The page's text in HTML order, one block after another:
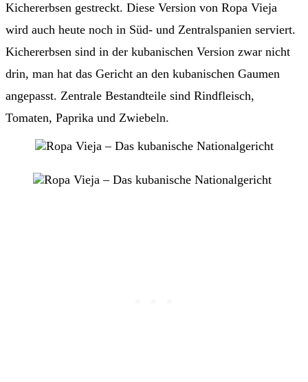
Kichererbsen gestreckt. Diese Version von Ropa Vieja
wird auch heute noch in Süd- und Zentralspanien serviert.
Kichererbsen sind in der kubanischen Version zwar nicht
drin, man hat das Gericht an den kubanischen Gaumen
angepasst. Zentrale Bestandteile sind Rindfleisch,
Tomaten, Paprika und Zwiebeln.